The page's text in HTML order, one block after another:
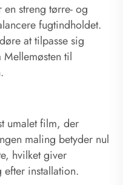
streng tørre- og
fugtindholdet.
at tilpasse sig
til
umalet film, der
maling betyder nul
hvilket giver
installation.